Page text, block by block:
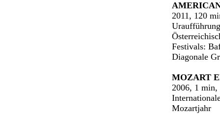
2011, 120
Festivals:
Diagonale
MOZART
2006, 1
Mozartjahr